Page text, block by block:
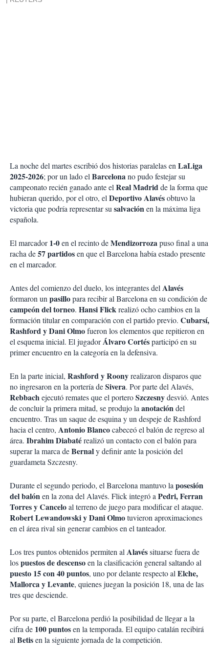
La noche del martes escribió dos historias paralelas enLaLiga
2025-2026; por un lado elBarcelonano pudo festejar su
campeonato recién ganado ante elReal Madridde la forma que
hubieran querido, por el otro, elDeportivo Alavésobtuvo la
victoria que podría representar susalvaciónen la máxima liga
española.
El marcador1-0en el recinto deMendizorrozapuso final a una
racha de57 partidosen que el Barcelona había estado presente
en el marcador.
Antes del comienzo del duelo, los integrantes delAlavés
formaron unpasillopara recibir al Barcelona en su condición de
campeón del torneo. Hansi Flickrealizó ocho cambios en la
formación titular en comparación con el partido previo. Cubarsí,
Rashford y Dani Olmofueron los elementos que repitieron en
el esquema inicial. El jugadorÁlvaro Cortésparticipó en su
primer encuentro en la categoría en la defensiva.
En la parte inicial, Rashford y Roonyrealizaron disparos que
no ingresaron en la portería deSivera. Por parte del Alavés,
Rebbachejecutó remates que el porteroSzczesnydesvió. Antes
de concluir la primera mitad, se produjo laanotacióndel
encuentro. Tras un saque de esquina y un despeje de Rashford
hacia el centro, Antonio Blancocabeceó el balón de regreso al
área. Ibrahim Diabatérealizó un contacto con el balón para
superar la marca deBernaly definir ante la posición del
guardameta Szczesny.
Durante el segundo periodo, el Barcelona mantuvo laposesión
del balónen la zona del Alavés. Flick integró aPedri, Ferran
Torres y Canceloal terreno de juego para modificar el ataque.
Robert Lewandowski y Dani Olmotuvieron aproximaciones
en el área rival sin generar cambios en el tanteador.
Los tres puntos obtenidos permiten alAlavéssituarse fuera de
lospuestos de descensoen la clasificación general saltando al
puesto 15 con 40 puntos, uno por delante respecto alElche,
Mallorca y Levante, quienes juegan la posición 18, una de las
tres que desciende.
Por su parte, el Barcelona perdió la posibilidad de llegar a la
cifra de 100 puntosen la temporada. El equipo catalán recibirá
alBetisen la siguiente jornada de la competición.